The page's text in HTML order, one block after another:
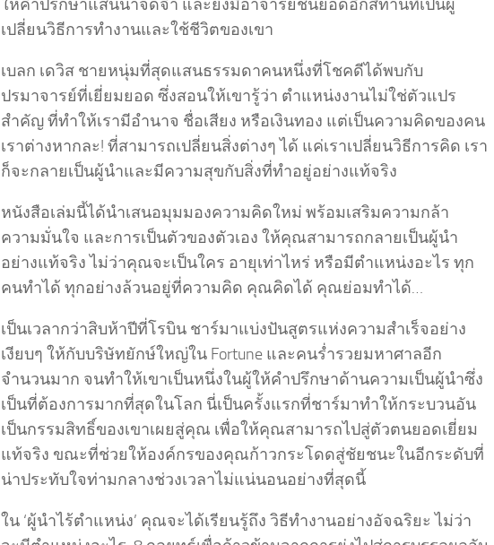
ให้คำปรึกษาแสนน่าจดจำ และยังมีอาจารย์ชั้นยอดอีกสี่ท่านที่เป็นผู้
เปลี่ยนวิธีการทำงานและใช้ชีวิตของเขา
เบลก เดวิส ชายหนุ่มที่สุดแสนธรรมดาคนหนึ่งที่โชคดีได้พบกับ
ปรมาจารย์ที่เยี่ยมยอด ซึ่งสอนให้เขารู้ว่า ตำแหน่งงานไม่ใช่ตัวแปร
สำคัญ ที่ทำให้เรามีอำนาจ ชื่อเสียง หรือเงินทอง แต่เป็นความคิดของคน
เราต่างหากละ! ที่สามารถเปลี่ยนสิ่งต่างๆ ได้ แค่เราเปลี่ยนวิธีการคิด เรา
ก็จะกลายเป็นผู้นำและมีความสุขกับสิ่งที่ทำอยู่อย่างแท้จริง
หนังสือเล่มนี้ได้นำเสนอมุมมองความคิดใหม่ พร้อมเสริมความกล้า
ความมั่นใจ และการเป็นตัวของตัวเอง ให้คุณสามารถกลายเป็นผู้นำ
อย่างแท้จริง ไม่ว่าคุณจะเป็นใคร อายุเท่าไหร่ หรือมีตำแหน่งอะไร ทุก
คนทำได้ ทุกอย่างล้วนอยู่ที่ความคิด คุณคิดได้ คุณย่อมทำได้…
เป็นเวลากว่าสิบห้าปีที่โรบิน ชาร์มาแบ่งปันสูตรแห่งความสำเร็จอย่าง
เงียบๆ ให้กับบริษัทยักษ์ใหญ่ใน Fortune และคนร่ำรวยมหาศาลอีก
จำนวนมาก จนทำให้เขาเป็นหนึ่งในผู้ให้คำปรึกษาด้านความเป็นผู้นำซึ่ง
เป็นที่ต้องการมากที่สุดในโลก นี่เป็นครั้งแรกที่ชาร์มาทำให้กระบวนอัน
เป็นกรรมสิทธิ์ของเขาเผยสู่คุณ เพื่อให้คุณสามารถไปสู่ตัวตนยอดเยี่ยม
แท้จริง ขณะที่ช่วยให้องค์กรของคุณก้าวกระโดดสู่ชัยชนะในอีกระดับที่
น่าประทับใจท่ามกลางช่วงเวลาไม่แน่นอนอย่างที่สุดนี้
ใน ‘ผู้นำไร้ตำแหน่ง’ คุณจะได้เรียนรู้ถึง วิธีทำงานอย่างอัจฉริยะ ไม่ว่า